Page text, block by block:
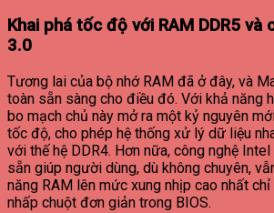
Khai phá tốc độ với RAM DDR5 và
3.0
Tương lai của bộ nhớ RAM đã ở đây, và
toàn sẵn sàng cho điều đó. Với khả năng
bo mạch chủ này mở ra một kỷ nguyên
tốc độ, cho phép hệ thống xử lý dữ liệu
với thế hệ DDR4. Hơn nữa, công nghệ
sẵn giúp người dùng, dù không chuyên,
năng RAM lên mức xung nhịp cao nhất
nhấp chuột đơn giản trong BIOS.